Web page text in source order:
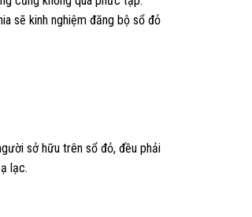
sẽ kinh nghiệm đăng bộ sổ đỏ
sở hữu trên sổ đỏ, đều phải
lạc.